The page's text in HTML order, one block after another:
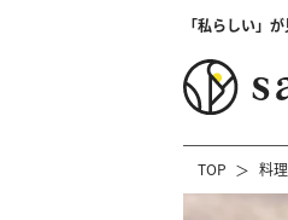
「私らしい」
TOP 料